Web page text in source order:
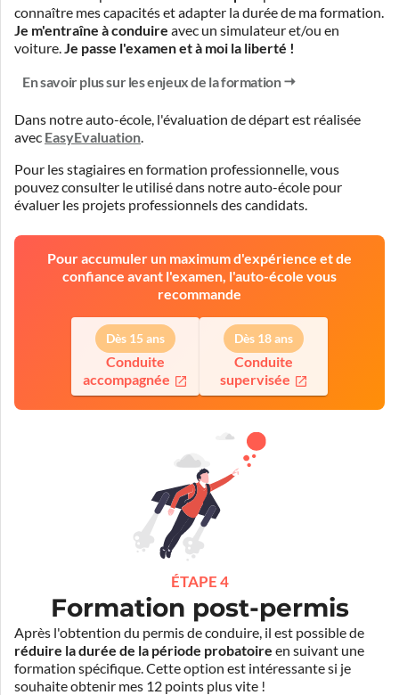
connaître mes capacités et adapter la durée de ma formation.
Je m'entraîne à conduire avec un simulateur et/ou en
voiture.Je passe l'examen et à moi la liberté !
En savoir plus sur les enjeux de la formation
Dans notre auto-école, l'évaluation de départ est réalisée
avec EasyEvaluation.
Pour les stagiaires en formation professionnelle, vous
pouvez consulter le utilisé dans notre auto-école pour
évaluer les projets professionnels des candidats.
Pour accumuler un maximum d'expérience et de
confiance avant l'examen, l'auto-école vous
recommande
Dès 15 ans
Conduite
accompagnée
Dès 18 ans
Conduite
supervisée
ÉTAPE 4
Formation post-permis
Après l'obtention du permis de conduire, il est possible de
réduire la durée de la période probatoire en suivant une
formation spécifique. Cette option est intéressante si je
souhaite obtenir mes 12 points plus vite !